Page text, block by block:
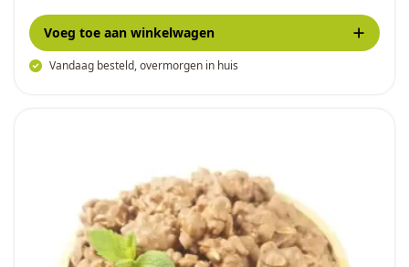
Vandaag besteld, overmorgen in huis
Voeg toe aan winkelwagen